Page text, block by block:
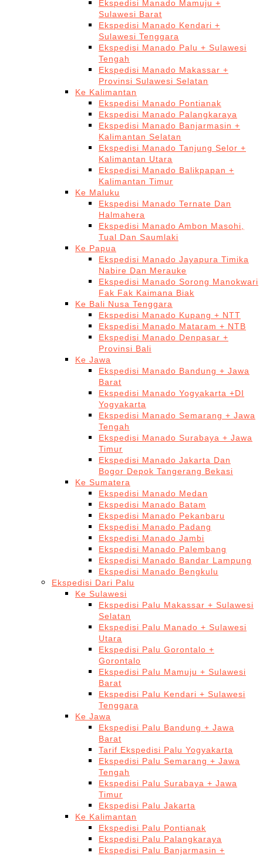
Ekspedisi Manado Mamuju +
Sulawesi Barat
Ekspedisi Manado Kendari +
Sulawesi Tenggara
Ekspedisi Manado Palu + Sulawesi
Tengah
Ekspedisi Manado Makassar +
Provinsi Sulawesi Selatan
Ke Kalimantan
Ekspedisi Manado Pontianak
Ekspedisi Manado Palangkaraya
Ekspedisi Manado Banjarmasin +
Kalimantan Selatan
Ekspedisi Manado Tanjung Selor +
Kalimantan Utara
Ekspedisi Manado Balikpapan +
Kalimantan Timur
Ke Maluku
Ekspedisi Manado Ternate Dan
Halmahera
Ekspedisi Manado Ambon Masohi,
Tual Dan Saumlaki
Ke Papua
Ekspedisi Manado Jayapura Timika
Nabire Dan Merauke
Ekspedisi Manado Sorong Manokwari
Fak Fak Kaimana Biak
Ke Bali Nusa Tenggara
Ekspedisi Manado Kupang + NTT
Ekspedisi Manado Mataram + NTB
Ekspedisi Manado Denpasar +
Provinsi Bali
Ke Jawa
Ekspedisi Manado Bandung + Jawa
Barat
Ekspedisi Manado Yogyakarta +DI
Yogyakarta
Ekspedisi Manado Semarang + Jawa
Tengah
Ekspedisi Manado Surabaya + Jawa
Timur
Ekspedisi Manado Jakarta Dan
Bogor Depok Tangerang Bekasi
Ke Sumatera
Ekspedisi Manado Medan
Ekspedisi Manado Batam
Ekspedisi Manado Pekanbaru
Ekspedisi Manado Padang
Ekspedisi Manado Jambi
Ekspedisi Manado Palembang
Ekspedisi Manado Bandar Lampung
Ekspedisi Manado Bengkulu
Ekspedisi Dari Palu
Ke Sulawesi
Ekspedisi Palu Makassar + Sulawesi
Selatan
Ekspedisi Palu Manado + Sulawesi
Utara
Ekspedisi Palu Gorontalo +
Gorontalo
Ekspedisi Palu Mamuju + Sulawesi
Barat
Ekspedisi Palu Kendari + Sulawesi
Tenggara
Ke Jawa
Ekspedisi Palu Bandung + Jawa
Barat
Tarif Ekspedisi Palu Yogyakarta
Ekspedisi Palu Semarang + Jawa
Tengah
Ekspedisi Palu Surabaya + Jawa
Timur
Ekspedisi Palu Jakarta
Ke Kalimantan
Ekspedisi Palu Pontianak
Ekspedisi Palu Palangkaraya
Ekspedisi Palu Banjarmasin +